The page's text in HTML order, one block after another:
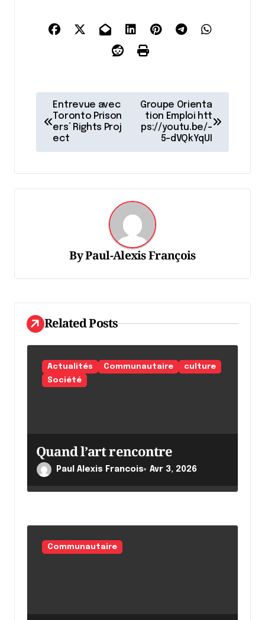
g
n
e
l
a
r
c
l
e
Entrevue avec
Toronto Prison
ers’ Rights Proj
ect
Groupe Orienta
tion Emploi htt
ps://youtu.be/-
5-dVQkYqUI
ByPaul-Alexis François
Related Posts
Actualités Communautaire
culture
Société
Quand l’art rencontre
Paul Alexis Francois Avr 3, 2026
Communautaire